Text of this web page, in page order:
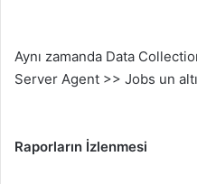
Aynı zamanda Data
Server Agent >> Jobs un
Raporların İzlenmesi